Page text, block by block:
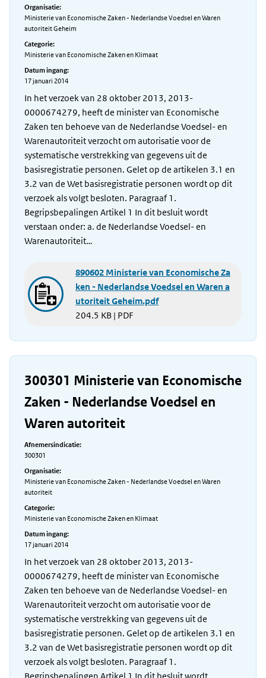
Organisatie:
Ministerie van Economische Zaken - Nederlandse Voedsel en Waren
autoriteit Geheim
Categorie:
Ministerie van Economische Zaken en Klimaat
Datum ingang:
17 januari 2014
In het verzoek van 28 oktober 2013, 2013-
0000674279, heeft de minister van Economische
Zaken ten behoeve van de Nederlandse Voedsel- en
Warenautoriteit verzocht om autorisatie voor de
systematische verstrekking van gegevens uit de
basisregistratie personen. Gelet op de artikelen 3.1 en
3.2 van de Wet basisregistratie personen wordt op dit
verzoek als volgt besloten. Paragraaf 1.
Begripsbepalingen Artikel 1 In dit besluit wordt
verstaan onder: a. de Nederlandse Voedsel- en
Warenautoriteit…
890602 Ministerie van Economische Za
ken - Nederlandse Voedsel en Waren a
utoriteit Geheim.pdf
204.5 KB | PDF
300301 Ministerie van Economische
Zaken - Nederlandse Voedsel en
Waren autoriteit
Afnemersindicatie:
300301
Organisatie:
Ministerie van Economische Zaken - Nederlandse Voedsel en Waren
autoriteit
Categorie:
Ministerie van Economische Zaken en Klimaat
Datum ingang:
17 januari 2014
In het verzoek van 28 oktober 2013, 2013-
0000674279, heeft de minister van Economische
Zaken ten behoeve van de Nederlandse Voedsel- en
Warenautoriteit verzocht om autorisatie voor de
systematische verstrekking van gegevens uit de
basisregistratie personen. Gelet op de artikelen 3.1 en
3.2 van de Wet basisregistratie personen wordt op dit
verzoek als volgt besloten. Paragraaf 1.